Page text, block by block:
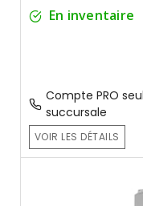
En inventaire
Compte PRO
succursale
VOIR LES DÉTAILS